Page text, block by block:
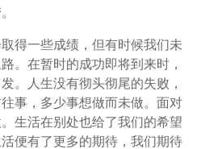
得一些成绩，但有时候我们未
。在暂时的成功即将到来时，
。人生没有彻头彻尾的失败 ，
往事，多少事想做而未做。面对
生活在别处也给了我们的希望
便有了更多的期待，我们期待